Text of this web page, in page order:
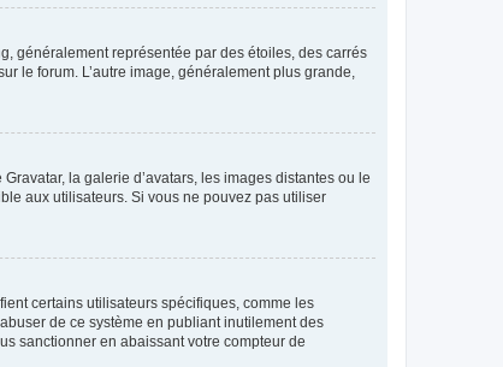
généralement représentée par des étoiles, des carrés
le forum. L’autre image, généralement plus grande,
la galerie d’avatars, les images distantes ou le
aux utilisateurs. Si vous ne pouvez pas utiliser
certains utilisateurs spécifiques, comme les
de ce système en publiant inutilement des
sanctionner en abaissant votre compteur de